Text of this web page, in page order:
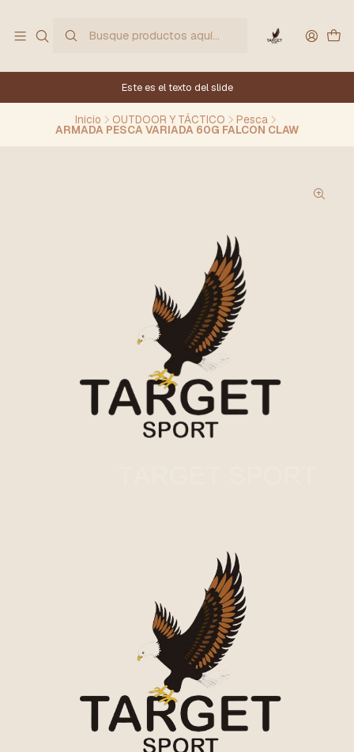
Este es el texto del slide
Inicio OUTDOOR Y TÁCTICO Pesca
ARMADA PESCA VARIADA 60G FALCON CLAW